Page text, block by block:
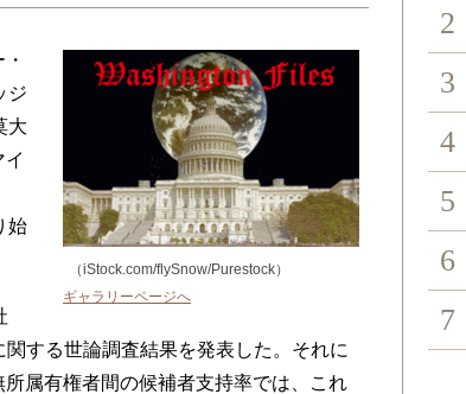
（iStock.com/flySnow/Purestock）
ギャラリーページへ
ジ
大
始
する世論調査結果を発表した。それに
属有権者間の候補者支持率では、これ
2
3
4
5
6
7